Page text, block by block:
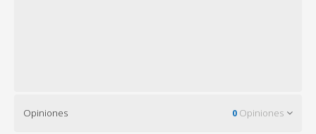
Opiniones 0 Opiniones